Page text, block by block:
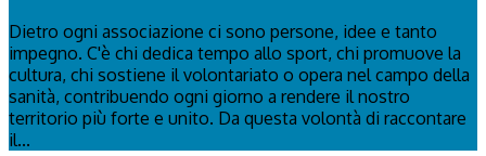
Dietro ogni associazione ci sono persone, idee e tanto
impegno. C'è chi dedica tempo allo sport, chi promuove la
cultura, chi sostiene il volontariato o opera nel campo della
sanità, contribuendo ogni giorno a rendere il nostro
territorio più forte e unito. Da questa volontà di raccontare
il...